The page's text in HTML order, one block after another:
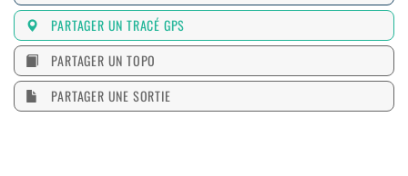
PARTAGER UN TRACÉ GPS
PARTAGER UN TOPO
PARTAGER UNE SORTIE